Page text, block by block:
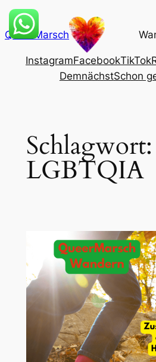
Zum
Inhalt
springen
QueerMarsch
InstagramFacebookTikTok
DemnächstSchon
Schlagwort:
LGBTQIA